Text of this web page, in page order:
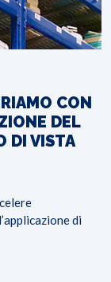
CON
DEL
DI VISTA
di